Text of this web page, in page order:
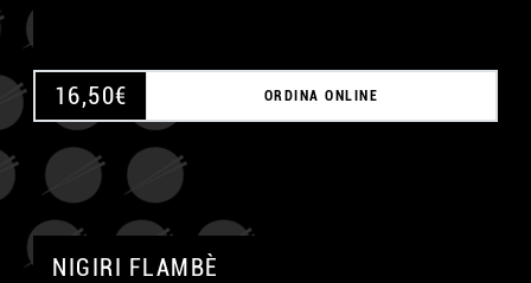
16,50€ ORDINA ONLINE
NIGIRI FLAMBÈ